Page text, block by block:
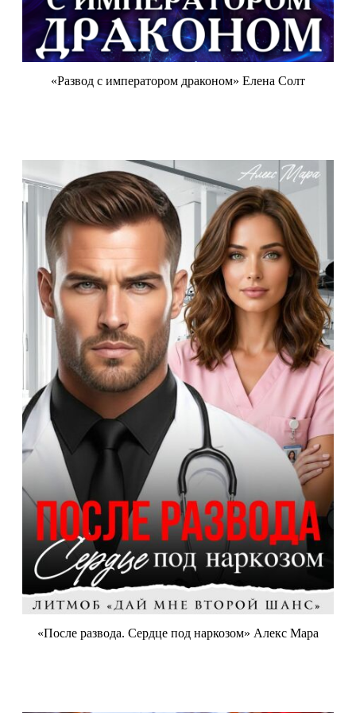
«Развод с императором драконом» Елена Солт
«После развода. Сердце под наркозом» Алекс Мара